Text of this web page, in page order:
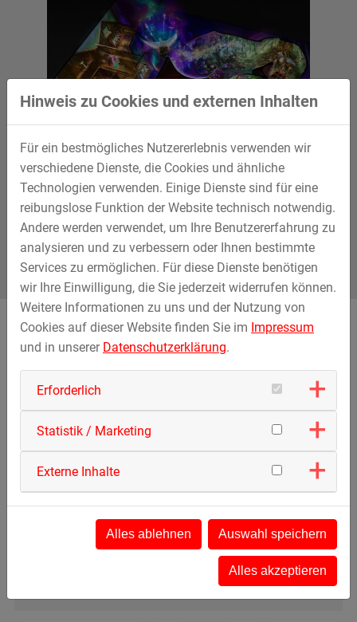
Layout L
Impressionen
des ersten Advanced Dark Ride "Ghostbuster 5D" im
Cookies von Vimeo geladen.
Datenschutzerklärung.
Dieses Vimeo-Video laden
Cookie Management
Hinweis zu Cookies und externen Inhalten
Für ein bestmögliches Nutzererlebnis verwenden wir
verschiedene Dienste, die Cookies und ähnliche
Technologien verwenden. Einige Dienste sind für eine
reibungslose Funktion der Website technisch notwendig.
Andere werden verwendet, um Ihre Benutzererfahrung zu
analysieren und zu verbessern oder Ihnen bestimmte
Services zu ermöglichen. Für diese Dienste benötigen
wir Ihre Einwilligung, die Sie jederzeit widerrufen können.
Weitere Informationen zu uns und der Nutzung von
Cookies auf dieser Website finden Sie im Impressum
und in unserer Datenschutzerklärung.
Erforderlich
Statistik / Marketing
Externe Inhalte
Alles ablehnen Auswahl speichern
Alles akzeptieren